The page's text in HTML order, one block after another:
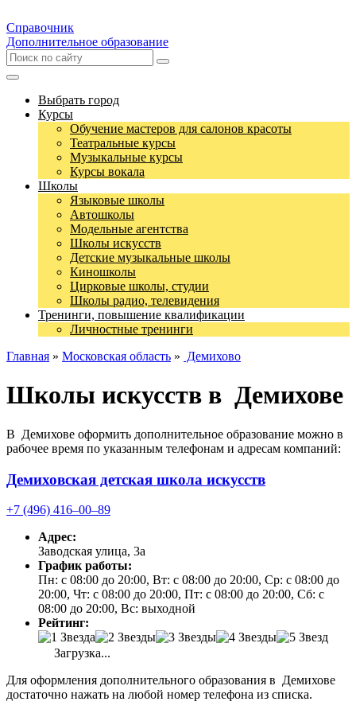
Справочник
Дополнительное образование
Выбрать город
Курсы
Обучение мастеров для салонов красоты
Театральные курсы
Музыкальные курсы
Курсы вокала
Школы
Языковые школы
Автошколы
Модельные агентства
Школы искусств
Детские музыкальные школы
Киношколы
Цирковые школы, студии
Школы радио, телевидения
Тренинги, повышение квалификации
Личностные тренинги
Главная » Московская область » Демихово
Школы искусств в Демихове
В Демихове оформить дополнительное образование можно в
рабочее время по указанным телефонам и адресам компаний:
Демиховская детская школа искусств
+7 (496) 416‒00‒89
Адрес:
Заводская улица, 3а
График работы:
Пн: с 08:00 до 20:00, Вт: с 08:00 до 20:00, Ср: с 08:00 до
20:00, Чт: с 08:00 до 20:00, Пт: с 08:00 до 20:00, Сб: с
08:00 до 20:00, Вс: выходной
Рейтинг:
Загрузка...
Для оформления дополнительного образования в Демихове
достаточно нажать на любой номер телефона из списка.